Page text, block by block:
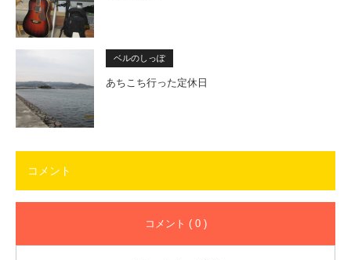
ベルのしっぽ
あちこち行った定休日
コメント
コメント ( 0 )